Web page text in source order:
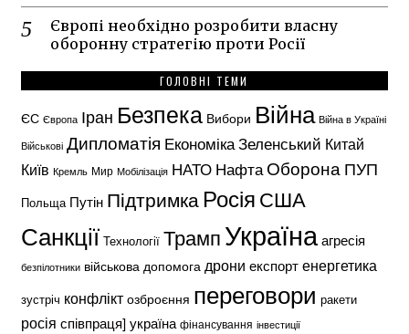
Європі необхідно розробити власну
оборонну стратегію проти Росії
ГОЛОВНІ ТЕМИ
ЄС Європа Іран Безпека Вибори Війна Війна в Україні
Військові Дипломатія ЕкономікаЗеленський Китай
Київ Кремль Мир Мобілізація НАТО НафтаОборона ПУП
Польща Путін Підтримка РосіяСША
Санкції Технології ТрампУкраїнаагресія
безпілотники військова допомога дрони експорт енергетика
зустріч конфлікт озброєння переговори ракети
росія співпраця] україна фінансування інвестиції